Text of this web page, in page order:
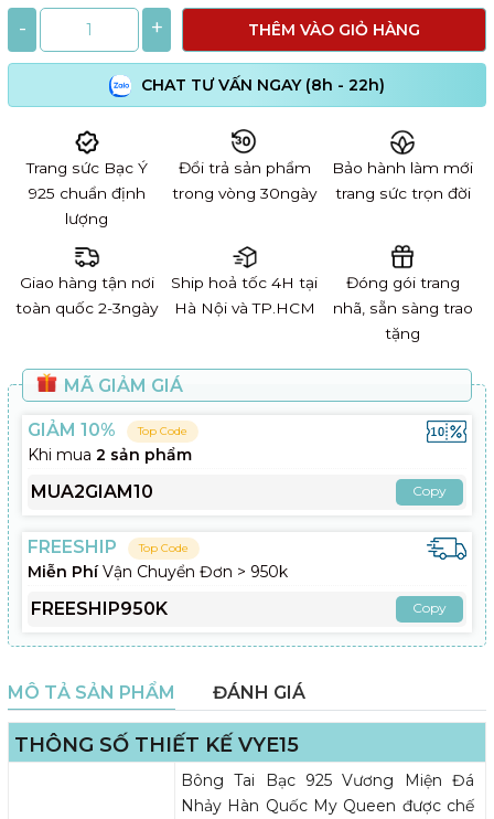
- + THÊM VÀO GIỎ HÀNG
CHAT TƯ VẤN NGAY (8h - 22h)
Trang sức Bạc Ý
925 chuẩn định
lượng
Đổi trả sản phẩm
trong vòng 30ngày
Bảo hành làm mới
trang sức trọn đời
Giao hàng tận nơi
toàn quốc 2-3ngày
Ship hoả tốc 4H tại
Hà Nội và TP.HCM
Đóng gói trang
nhã, sẵn sàng trao
tặng
MÃ GIẢM GIÁ
GIẢM 10% Top Code
Khi mua 2 sản phẩm
MUA2GIAM10 Copy
FREESHIP Top Code
Miễn PhíVận Chuyển Đơn > 950k
FREESHIP950K Copy
MÔ TẢ SẢN PHẨM ĐÁNH GIÁ
THÔNG SỐ THIẾT KẾ VYE15
Bông Tai Bạc 925 Vương Miện Đá
Nhảy Hàn Quốc My Queen được chế